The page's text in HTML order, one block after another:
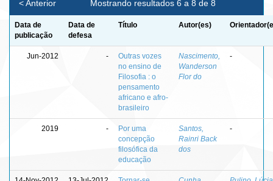
Mostrando resultados 6 a 8 de 8
< Anterior
Data de
publicação
Data de
defesa
Título Autor(es)
Jun-2012 -
Outras vozes
no ensino de
Filosofia : o
pensamento
africano e afro-
brasileiro
Nascimento,
Wanderson
Flor do
-
2019 -
Por uma
concepção
filosófica da
educação
Santos,
Rainri Back
dos
-